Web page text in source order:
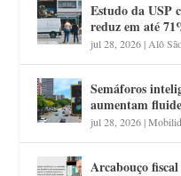
Estudo da USP
reduz em até
jul 28, 2026| Alô
Semáforos
aumentam
jul 28, 2026|
Arcabouço fiscal